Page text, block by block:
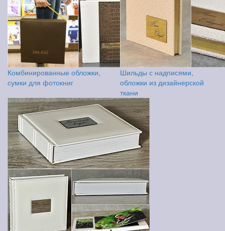
Комбинированные обложки,
сумки для фотокниг
Шильды с надписями,
обложки из дизайнерской
ткани